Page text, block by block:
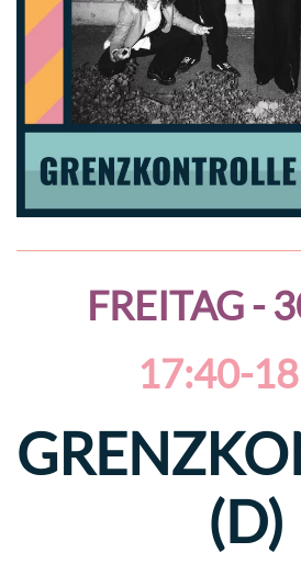
FREITAG -
17:40-
(D)